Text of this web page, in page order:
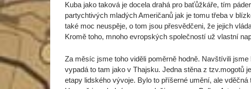
Kuba jako taková je docela drahá pro baťůžkáře, tím
partychtivých mladých Američanů jak je tomu třeba v
také moc neuspěje, o tom jsou přesvědčeni, že jejich
Kromě toho, mnoho evropských společností už vlastní
Za měsíc jsme toho viděli poměrně hodně. Navštívili
vypadá to tam jako v Thajsku. Jedna stěna z tzv.mogotů
etapy lidského vývoje. Bylo to příšerné umění, ale